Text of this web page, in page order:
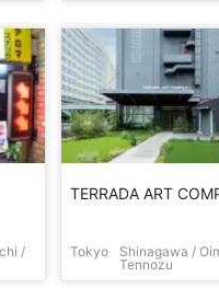
/
TERRADA ART
Tokyo
Shinagawa /
Tennozu